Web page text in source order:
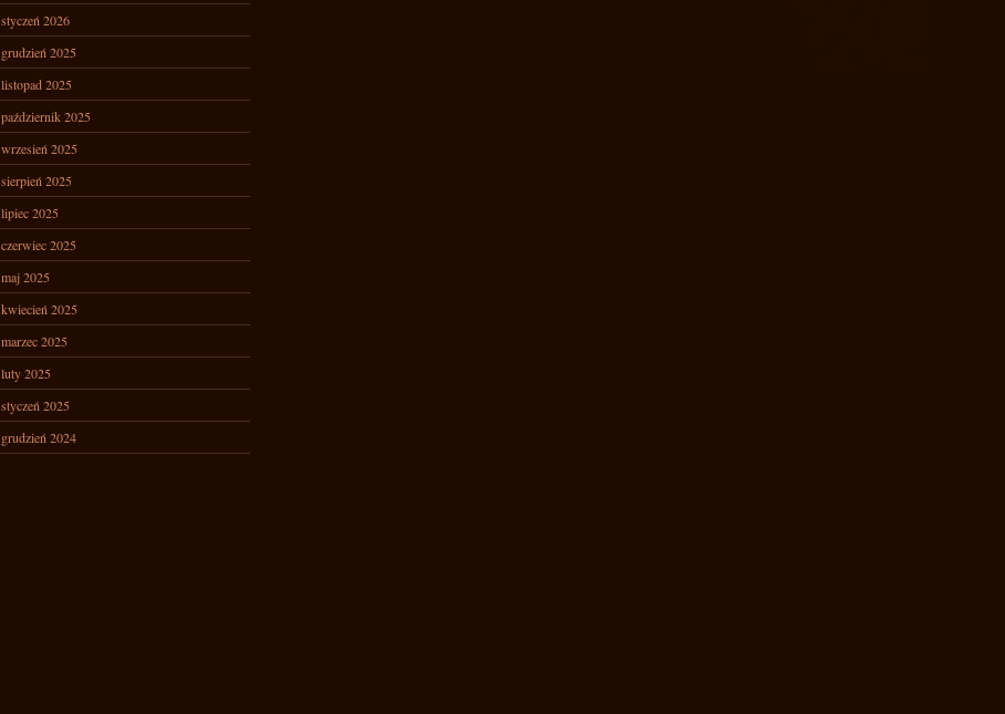
styczeń 2026
grudzień 2025
listopad 2025
październik 2025
wrzesień 2025
sierpień 2025
lipiec 2025
czerwiec 2025
maj 2025
kwiecień 2025
marzec 2025
luty 2025
styczeń 2025
grudzień 2024